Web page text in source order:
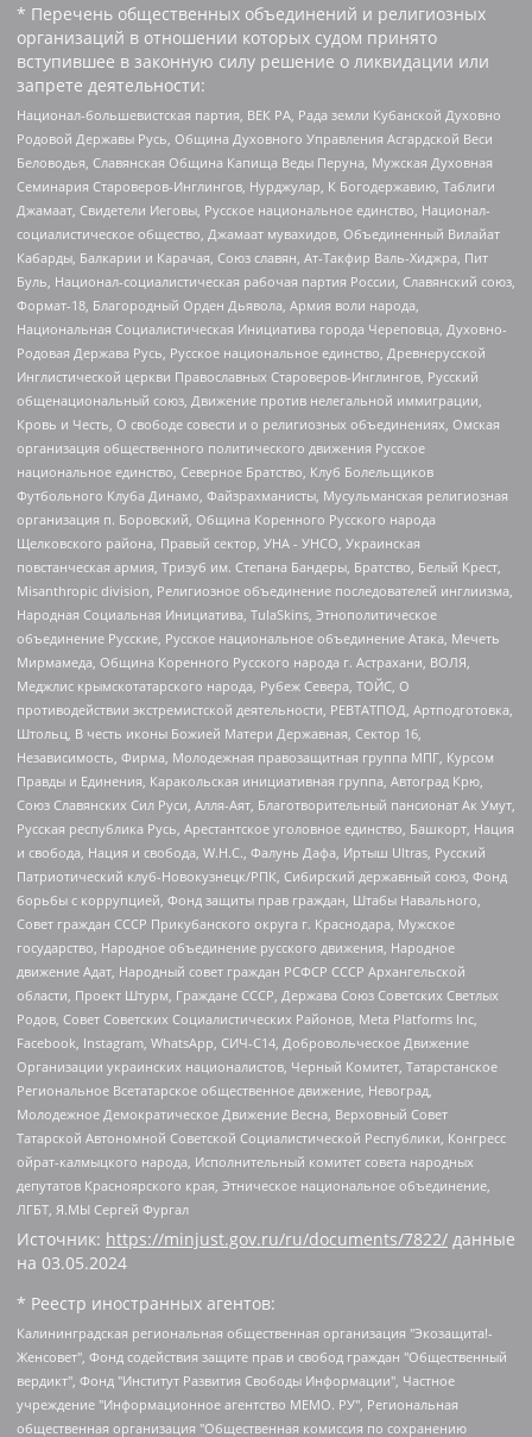
* Перечень общественных объединений и религиозных
организаций в отношении которых судом принято
вступившее в законную силу решение о ликвидации или
запрете деятельности:
Национал-большевистская партия, ВЕК РА, Рада земли Кубанской Духовно
Родовой Державы Русь, Община Духовного Управления Асгардской Веси
Беловодья, Славянская Община Капища Веды Перуна, Мужская Духовная
Семинария Староверов-Инглингов, Нурджулар, К Богодержавию, Таблиги
Джамаат, Свидетели Иеговы, Русское национальное единство, Национал-
социалистическое общество, Джамаат мувахидов, Объединенный Вилайат
Кабарды, Балкарии и Карачая, Союз славян, Ат-Такфир Валь-Хиджра, Пит
Буль, Национал-социалистическая рабочая партия России, Славянский союз,
Формат-18, Благородный Орден Дьявола, Армия воли народа,
Национальная Социалистическая Инициатива города Череповца, Духовно-
Родовая Держава Русь, Русское национальное единство, Древнерусской
Инглистической церкви Православных Староверов-Инглингов, Русский
общенациональный союз, Движение против нелегальной иммиграции,
Кровь и Честь, О свободе совести и о религиозных объединениях, Омская
организация общественного политического движения Русское
национальное единство, Северное Братство, Клуб Болельщиков
Футбольного Клуба Динамо, Файзрахманисты, Мусульманская религиозная
организация п. Боровский, Община Коренного Русского народа
Щелковского района, Правый сектор, УНА - УНСО, Украинская
повстанческая армия, Тризуб им. Степана Бандеры, Братство, Белый Крест,
Misanthropic division, Религиозное объединение последователей инглиизма,
Народная Социальная Инициатива, TulaSkins, Этнополитическое
объединение Русские, Русское национальное объединение Атака, Мечеть
Мирмамеда, Община Коренного Русского народа г. Астрахани, ВОЛЯ,
Меджлис крымскотатарского народа, Рубеж Севера, ТОЙС, О
противодействии экстремистской деятельности, РЕВТАТПОД, Артподготовка,
Штольц, В честь иконы Божией Матери Державная, Сектор 16,
Независимость, Фирма, Молодежная правозащитная группа МПГ, Курсом
Правды и Единения, Каракольская инициативная группа, Автоград Крю,
Союз Славянских Сил Руси, Алля-Аят, Благотворительный пансионат Ак Умут,
Русская республика Русь, Арестантское уголовное единство, Башкорт, Нация
и свобода, Нация и свобода, W.H.С., Фалунь Дафа, Иртыш Ultras, Русский
Патриотический клуб-Новокузнецк/РПК, Сибирский державный союз, Фонд
борьбы с коррупцией, Фонд защиты прав граждан, Штабы Навального,
Совет граждан СССР Прикубанского округа г. Краснодара, Мужское
государство, Народное объединение русского движения, Народное
движение Адат, Народный совет граждан РСФСР СССР Архангельской
области, Проект Штурм, Граждане СССР, Держава Союз Советских Светлых
Родов, Совет Советских Социалистических Районов, Meta Platforms Inc,
Facebook, Instagram, WhatsApp, СИЧ-С14, Добровольческое Движение
Организации украинских националистов, Черный Комитет, Татарстанское
Региональное Всетатарское общественное движение, Невоград,
Молодежное Демократическое Движение Весна, Верховный Совет
Татарской Автономной Советской Социалистической Республики, Конгресс
ойрат-калмыцкого народа, Исполнительный комитет совета народных
депутатов Красноярского края, Этническое национальное объединение,
ЛГБТ, Я.МЫ Сергей Фургал
Источник: https://minjust.gov.ru/ru/documents/7822/ данные
на 03.05.2024
* Реестр иностранных агентов:
Калининградская региональная общественная организация "Экозащита!-Женсовет", Фонд содействия защите прав и свобод граждан "Общественный вердикт", Фонд "Институт Развития Свободы Информации", Частное учреждение "Информационное агентство МЕМО. РУ", Региональная общественная организация "Общественная комиссия по сохранению наследия академика Сахарова", Фонд поддержки свободы прессы, Санкт-Петербургская общественная правозащитная организация "Гражданский контроль", Межрегиональная общественная организация "Информационно-просветительский центр "Мемориал", Региональный Фонд "Центр Защиты Прав Средств Массовой Информации", с 05.12.2023 Фонд "Центр Защиты Прав Средств массовой информации", Региональная общественная благотворительная организация помощи беженцам и мигрантам "Гражданское содействие", Негосударственное образовательное учреждение дополнительного профессионального образования (повышение квалификации) специалистов "АКАДЕМИЯ ПО ПРАВАМ ЧЕЛОВЕКА", Свердловская региональная общественная организация "Сутяжник", Автономная некоммерческая организация "Центр независимых социологических исследований", Союз общественных объединений "Российский исследовательский центр по правам человека", Региональное общественное учреждение научно-информационный центр "МЕМОРИАЛ", Некоммерческая организация "Фонд защиты гласности", Автономная некоммерческая организация "Институт прав человека", Городская общественная организация "Екатеринбургское общество "МЕМОРИАЛ", Городская общественная организация "Рязанское историко-просветительское и правозащитное общество "Мемориал" (Рязанский Мемориал), Челябинский региональный орган общественной самодеятельности – женское общественное объединение "Женщины Евразии", Челябинский региональный орган общественной самодеятельности "Уральская правозащитная группа", Фонд содействия защите здоровья и социальной справедливости имени Андрея Рылькова, Автономная Некоммерческая Организация "Аналитический Центр Юрия Левады", Автономная некоммерческая организация социальной поддержки населения "Проект Апрель", Региональная общественная организация помощи женщинам и детям, находящимся в кризисной ситуации "Информационно-методический центр "Анна", Фонд содействия развитию массовых коммуникаций и правовому просвещению "Так-так-Так", Фонд содействия устойчивому развитию "Серебряная тайга", Свердловский региональный общественный фонд социальных проектов "Новое время", "Idel.Реалии", Кавказ.Реалии, Крым.Реалии, Телеканал Настоящее Время, Татаро-башкирская служба Радио Свобода (Azatliq Radiosi), Радио Свободная Европа/Радио Свобода (PCE/PC), "Сибирь.Реалии", "Фактограф", Благотворительный фонд помощи осужденным и их семьям, Автономная некоммерческая организация "Институт глобализации и социальных движений", Фонд "В защиту прав заключенных", Частное учреждение "Центр поддержки и содействия развитию средств массовой информации", Пензенский региональный общественный благотворительный фонд "Гражданский союз", "Север.Реалии", Некоммерческая организация Фонд "Правовая инициатива", Общество с ограниченной ответственностью "Радио Свободная Европа/Радио Свобода", Чешское информационное агентство "MEDIUM-ORIENT", Красноярская региональная общественная организация "Мы против СПИДа", Камалягин Денис Николаевич, Маркелов Сергей Евгеньевич, Пономарев Лев Александрович, Савицкая Людмила Алексеевна, Автономная некоммерческая организация "Центр по работе с проблемой насилия "НАСИЛИЮ.НЕТ", Межрегиональный профессиональный союз работников здравоохранения "Альянс врачей", Юридическое лицо, зарегистрированное в Латвийской Республике, SIA "Medusa Project" (регистрационный номер 40103797863, дата регистрации 10.06.2014), Некоммерческая организация "Фонд по борьбе с коррупцией", Автономная некоммерческая организация "Институт права и публичной политики", Баданин Роман Сергеевич, Гликин Максим Александрович, Железнова Мария Михайловна, Лукьянова Юлия Сергеевна, Маетная Елизавета Витальевна, Маняхин Петр Борисович, Чуракова Ольга Владимировна, Ярош Юлия Петровна, Юридическое лицо "The Insider SIA", зарегистрированное в Риге, Латвийская Республика (дата регистрации 26.06.2015), являющееся администратором доменного имени интернет-издания "The Insider SIA", https://theins.ru, Постернак Алексей Евгеньевич, Рубин Михаил Аркадьевич, Анин Роман Александрович, Юридическое лицо Istories fonds, зарегистрированное в Латвийской Республике (регистрационный номер 50008295751, дата регистрации 24.02.2020), Великовский Дмитрий Александрович, Долинина Ирина Николаевна, Мароховская Алеся Алексеевна, Шлейнов Роман Юрьевич, Шмагун Олеся Валентиновна, Общество с ограниченной ответственностью "Альтаир 2021", Общество с ограниченной ответственностью "Вега 2021", Общество с ограниченной ответственностью "Главный редактор 2021", Общество с ограниченной ответственностью "Ромашки монолит", Важенков Артем Валерьевич, Ивановская областная общественная организация "Центр гендерных исследований", Гурман Юрий Альбертович, Медиапроект "ОВД-Инфо", Егоров Владимир Владимирович, Жилинский Владимир Александрович, Общество с ограниченной ответственностью "ЗП", Иванова София Юрьевна, Карезина Инна Павловна, Кильтау Екатерина Викторовна, Петров Алексей Викторович, Пискунов Сергей Евгеньевич, Смирнов Сергей Сергеевич, Тихонов Михаил Сергеевич, Общество с ограниченной ответственностью "ЖУРНАЛИСТ-ИНОСТРАННЫЙ АГЕНТ", Арапова Галина Юрьевна, Вольтская Татьяна Анатольевна, Американская компания "Mason G.E.S. Anonymous Foundation" (США), являющаяся владельцем интернет-издания https://mnews.world/, Компания "Stichting Bellingcat", зарегистрированная в Нидерландах (дата регистрации 11.07.2018), Захаров Андрей Вячеславович, Клепиковская Екатерина Дмитриевна, Общество с ограниченной ответственностью "МЕМО", Перл Роман Александрович, Симонов Евгений Алексеевич, Соловьева Елена Анатольевна, Сотников Даниил Владимирович, Сурначева Елизавета Дмитриевна, Автономная некоммерческая организация по защите прав человека и информированию населения "Якутия – Наше Мнение", Общество с ограниченной ответственностью "Москоу диджитал медиа", с 26.01.2023 Общество с ограниченной ответственностью "Чайка Белые сады", Ветошкина Валерия Валерьевна, Заговора Максим Александрович, Межрегиональное общественное движение "Российская ЛГБТ - сеть", Оленичев Максим Владимирович, Павлов Иван Юрьевич, Скворцова Елена Сергеевна, Общество с ограниченной ответственностью "Как бы инагент", Кочетков Игорь Викторович, Общество с ограниченной ответственностью "Честные выборы", Еланчик Олег Александрович, Общество с ограниченной ответственностью "Нобелевский призыв", Гималова Регина Эмилевна, Григорьев Андрей Валерьевич, Григорьева Алина Александровна, Ассоциация по содействию защите прав призывников, альтернативнослужащих и военнослужащих "Правозащитная группа "Гражданин.Армия.Право", Хисамова Регина Фаритовна, Автономная некоммерческая организация по реализации социально-правовых программ "Лилит", Дальневосточное общественное движение "Маяк", Санкт-Петербургская ЛГБТ-инициативная группа "Выход", Инициативная группа ЛГБТ+ "Реверс", Алексеев Андрей Викторович, Бекбулатова Таисия Львовна, Беляев Иван Михайлович, Владыкина Елена Сергеевна, Гельман Марат Александрович, Никульшина Вероника Юрьевна, Толоконникова Надежда Андреевна, Шендерович Виктор Анатольевич, Общество с ограниченной ответственностью "Данное сообщение", Общество с ограниченной ответственностью Издательский дом "Новая глава", Айнбиндер Александра Александровна, Московский комьюнити-центр для ЛГБТ+инициатив, Благотворительный фонд развития филантропии, Deutsche Welle (Германия, Kurt-Schumacher-Strasse 3, 53113 Bonn), Борзунова Мария Михайловна, Воробьев Виктор Викторович, Голубева Анна Львовна, Константинова Алла Михайловна, Малкова Ирина Владимировна, Мурадов Мурад Абдулгалимович, Осетинская Елизавета Николаевна, Понасенков Евгений Николаевич, Ганапольский Матвей Юрьевич, Киселев Евгений Алексеевич, Борухович Ирина Григорьевна, Дремин Иван Тимофеевич, Дубровский Дмитрий Викторович, Красноярская региональная общественная организация поддержки и развития альтернативных образовательных технологий и межкультурных коммуникаций "ИНТЕРРА", Маяковская Екатерина Алексеевна, Фейгин Марк Захарович, Филимонов Андрей Викторович, Дзугкоева Регина Николаевна, Доброхотов Роман Александрович, Дудь Юрий Александрович, Елкин Сергей Владимирович, Кругликов Кирилл Игоревич, Сабунаева Мария Леонидовна, Семенов Алексей Владимирович, Шаинян Карен Багратович, Шульман Екатерина Михайловна, Асафьев Артур Валерьевич, Вахштайн Виктор Семенович, Венедиктов Алексей Алексеевич, Лушникова Екатерина Евгеньевна, Волков Леонид Михайлович, Невзоров Александр Глебович, Пархоменко Сергей Борисович, Сироткин Ярослав Николаевич, Кара-Мурза Владимир Владимирович, Баранова Наталья Владимировна, Гозман Леонид Яковлевич, Кагарлицкий Борис Юльевич, Климарев Михаил Валерьевич, Милов Владимир Станиславович, Автономная некоммерческая организация Краснодарский центр современного искусства "Типография", Моргенштерн Алишер Тагирович, Соболь Любовь Эдуардовна, Общество с ограниченной ответственностью "ЛИЗА НОРМ", Каспаров Гарри Кимович, Ходорковский Михаил Борисович, Общество с ограниченной ответственностью "Апрельские тезисы", Данилович Ирина Брониславовна, Кашин Олег Владимирович, Петров Николай Владимирович, Пивоваров Алексей Владимирович, Соколов Михаил Владимирович, Цветкова Юлия Владимировна, Чичваркин Евгений Александрович, Комитет против пыток/Команда против пыток, Общество с ограниченной ответственностью "Первый научный", Общество с ограниченной ответственностью "Вертолет и ко", Белоцерковская Вероника Борисовна, Кац Максим Евгеньевич, Лазарева Татьяна Юрьевна, Шаведдинов Руслан Табризович, Яшин Илья Валерьевич, Общество с ограниченной ответственностью "Иноагент ААВ", Алешковский Дмитрий Петрович, Альбац Евгения Марковна, Быков Дмитрий Львович, Галямина Юлия Евгеньевна, Лойко Сергей Леонидович, Мартынов Кирилл Константинович, Медведев Сергей Александрович, Крашенинников Федор Геннадиевич, Гордеева Катерина Вл